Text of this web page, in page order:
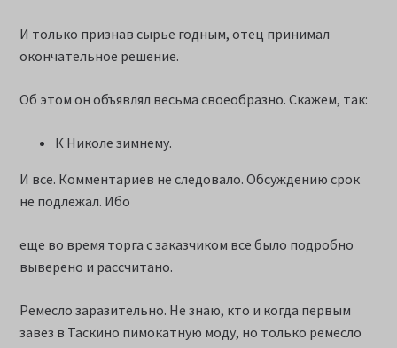
И только признав сырье годным, отец принимал
окончательное решение.
Об этом он объявлял весьма своеобразно. Скажем, так:
К Николе зимнему.
И все. Комментариев не следовало. Обсуждению срок
не подлежал. Ибо
еще во время торга с заказчиком все было подробно
выверено и рассчитано.
Ремесло заразительно. Не знаю, кто и когда первым
завез в Таскино пимокатную моду, но только ремесло